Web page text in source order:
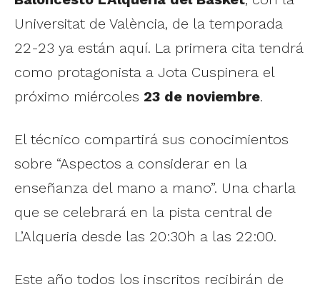
Universitat de València, de la temporada
22-23 ya están aquí. La primera cita tendrá
como protagonista a Jota Cuspinera el
próximo miércoles 23 de noviembre.
El técnico compartirá sus conocimientos
sobre “Aspectos a considerar en la
enseñanza del mano a mano”. Una charla
que se celebrará en la pista central de
L’Alqueria desde las 20:30h a las 22:00.
Este año todos los inscritos recibirán de